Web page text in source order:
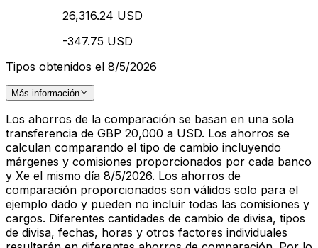
26,316.24 USD
-347.75 USD
Tipos obtenidos el 8/5/2026
Más información
Los ahorros de la comparación se basan en una sola
transferencia de GBP 20,000 a USD. Los ahorros se
calculan comparando el tipo de cambio incluyendo
márgenes y comisiones proporcionados por cada banco
y Xe el mismo día 8/5/2026. Los ahorros de
comparación proporcionados son válidos solo para el
ejemplo dado y pueden no incluir todas las comisiones y
cargos. Diferentes cantidades de cambio de divisa, tipos
de divisa, fechas, horas y otros factores individuales